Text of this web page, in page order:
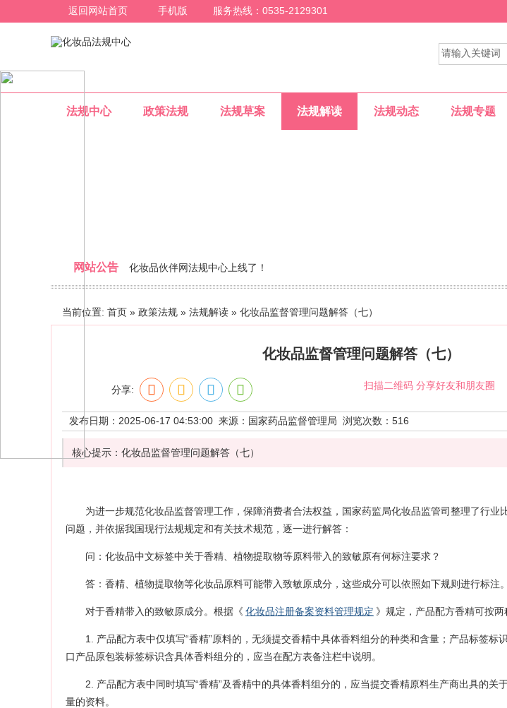
返回网站首页 手机版 服务热线：0535-2129301
法规中心 政策法规 法规草案 法规解读 法规动态 法规专题
网站公告 化妆品伙伴网法规中心上线了！
当前位置: 首页 » 政策法规 » 法规解读 » 化妆品监督管理问题解答（七）
化妆品监督管理问题解答（七）
分享: 扫描二维码 分享好友和朋友圈
发布日期：2025-06-17 04:53:00 来源： 国家药品监督管理局 浏览次数： 516
核心提示：化妆品监督管理问题解答（七）
为进一步规范化妆品监督管理工作，保障消费者合法权益，国家药监局化妆品监管司整理了行业
问题，并依据我国现行法规规定和有关技术规范，逐一进行解答：
问：化妆品中文标签中关于香精、植物提取物等原料带入的致敏原有何标注要求？
答：香精、植物提取物等化妆品原料可能带入致敏原成分，这些成分可以依照如下规则进行标注。
对于香精带入的致敏原成分。根据《 化妆品注册备案资料管理规定 》规定，产品配方香精可按两
1. 产品配方表中仅填写“香精”原料的，无须提交香精中具体香料组分的种类和含量；产品标签标
口产品原包装标签标识含具体香料组分的，应当在配方表备注栏中说明。
2. 产品配方表中同时填写“香精”及香精中的具体香料组分的，应当提交香精原料生产商出具的关
量的资料。